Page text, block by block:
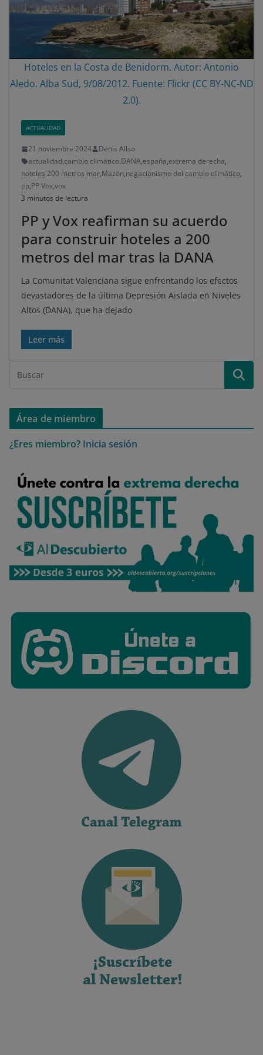
Hoteles en la Costa de Benidorm. Autor: Antonio
Aledo. Alba Sud, 9/08/2012. Fuente: Flickr (CC BY-NC-ND
2.0).
ACTUALIDAD
21 noviembre 2024
Denis Allso
actualidad,cambio climático,DANA,españa,extrema derecha,
hoteles 200 metros mar,Mazón,negacionismo del cambio climático,
pp,PP Vox,vox
3 minutos de lectura
PP y Vox reafirman su acuerdo
para construir hoteles a 200
metros del mar tras la DANA
La Comunitat Valenciana sigue enfrentando los efectos
devastadores de la última Depresión Aislada en Niveles
Altos (DANA), que ha dejado
Leer más
Área de miembro
¿Eres miembro? Inicia sesión